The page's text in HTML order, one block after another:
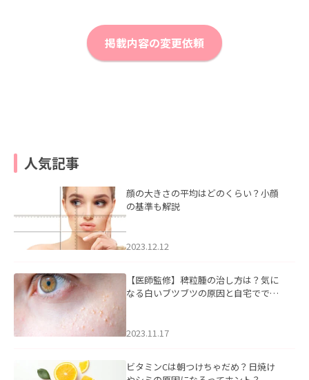
掲載内容の変更依頼
人気記事
顔の大きさの平均はどのくらい？小顔
の基準も解説
2023.12.12
【医師監修】稗粒腫の治し方は？気に
なる白いブツブツの原因と自宅ででき
2023.11.17
ビタミンCは朝つけちゃだめ？日焼け